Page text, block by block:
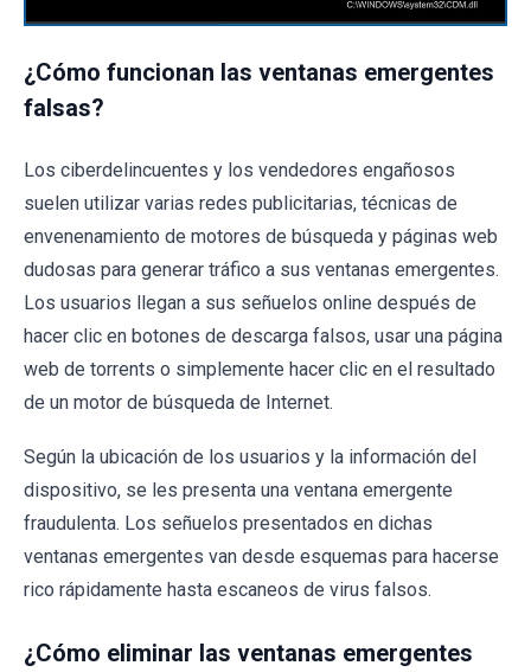
¿Cómo funcionan las ventanas emergentes
falsas?
Los ciberdelincuentes y los vendedores engañosos
suelen utilizar varias redes publicitarias, técnicas de
envenenamiento de motores de búsqueda y páginas web
dudosas para generar tráfico a sus ventanas emergentes.
Los usuarios llegan a sus señuelos online después de
hacer clic en botones de descarga falsos, usar una página
web de torrents o simplemente hacer clic en el resultado
de un motor de búsqueda de Internet.
Según la ubicación de los usuarios y la información del
dispositivo, se les presenta una ventana emergente
fraudulenta. Los señuelos presentados en dichas
ventanas emergentes van desde esquemas para hacerse
rico rápidamente hasta escaneos de virus falsos.
¿Cómo eliminar las ventanas emergentes